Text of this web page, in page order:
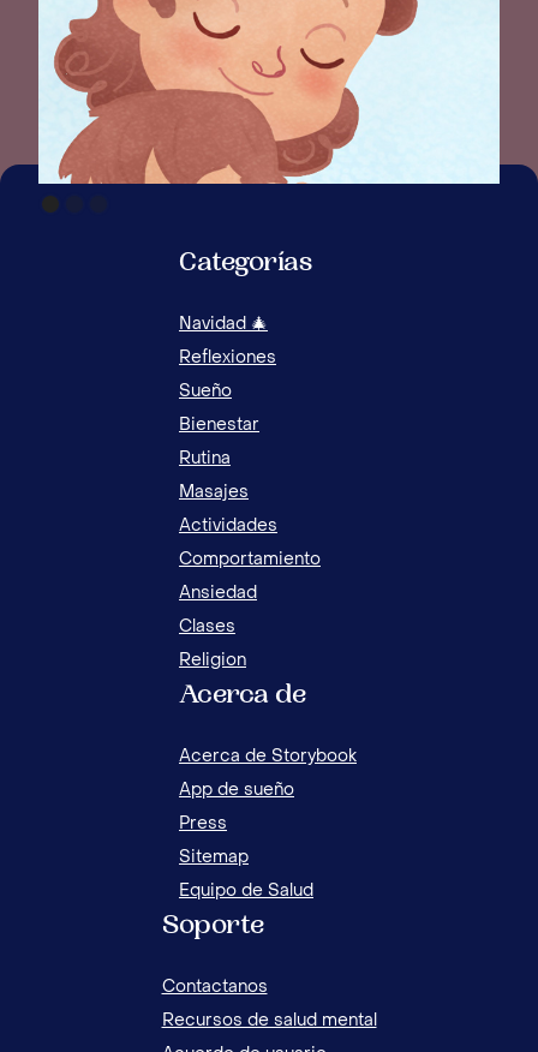
Categorías
Navidad 🎄
Reflexiones
Sueño
Bienestar
Rutina
Masajes
Actividades
Comportamiento
Ansiedad
Clases
Religion
Acerca de
Acerca de Storybook
App de sueño
Press
Sitemap
Equipo de Salud
Soporte
Contactanos
Recursos de salud mental